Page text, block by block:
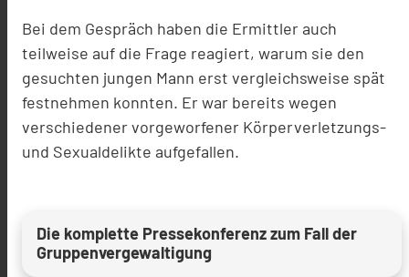
Bei dem Gespräch haben die Ermittler auch
teilweise auf die Frage reagiert, warum sie den
gesuchten jungen Mann erst vergleichsweise spät
festnehmen konnten. Er war bereits wegen
verschiedener vorgeworfener Körperverletzungs-
und Sexualdelikte aufgefallen.
Die komplette Pressekonferenz zum Fall der
Gruppenvergewaltigung